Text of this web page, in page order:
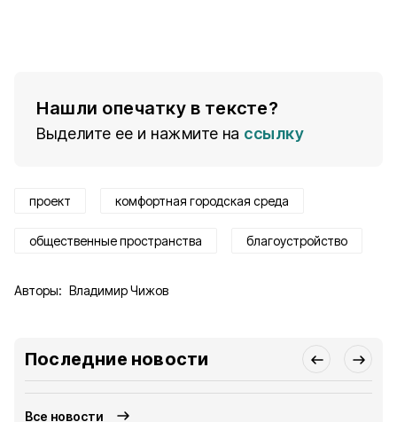
Нашли опечатку в тексте?
Выделите ее и нажмите на ссылку
проект комфортная городская среда
общественные пространства благоустройство
Авторы: Владимир Чижов
Последние новости
Все новости